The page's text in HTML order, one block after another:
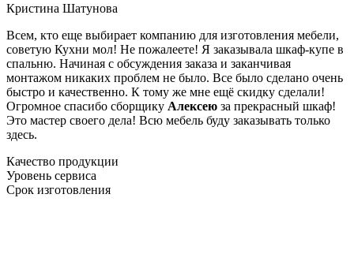
Кристина Шатунова
Всем, кто еще выбирает компанию для изготовления мебели,
советую Кухни мол! Не пожалеете! Я заказывала шкаф-купе в
спальню. Начиная с обсуждения заказа и заканчивая
монтажом никаких проблем не было. Все было сделано очень
быстро и качественно. К тому же мне ещё скидку сделали!
Огромное спасибо сборщику Алексею за прекрасный шкаф!
Это мастер своего дела! Всю мебель буду заказывать только
здесь.
Качество продукции
Уровень сервиса
Срок изготовления